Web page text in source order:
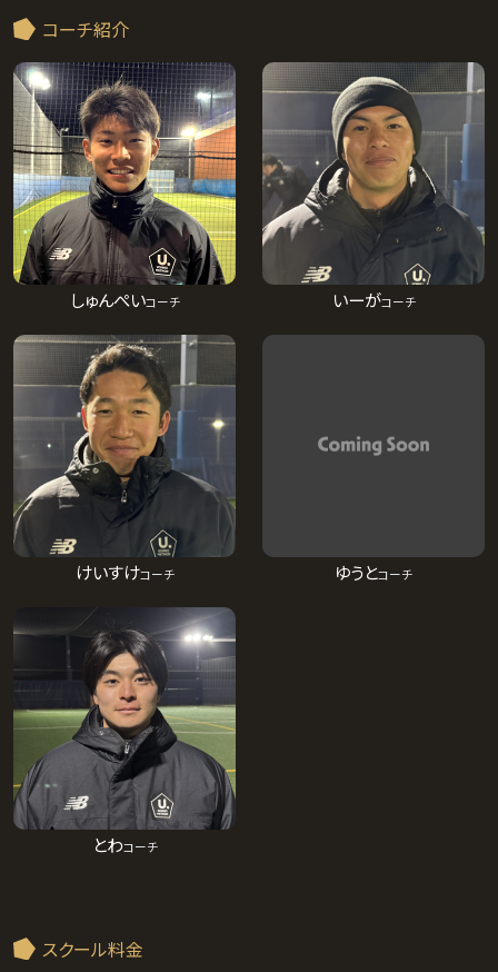
コーチ紹介
しゅんぺいコーチ いーがコーチ
けいすけコーチ ゆうとコーチ
とわコーチ
スクール料金